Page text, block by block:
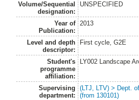
Volume/Sequential
designation:
UNSPECIFIED
Year of
Publication:
2013
Level and depth
descriptor:
First cycle, G2E
Student's
programme
affiliation:
LY002 Landscape
Supervising
department:
(LTJ, LTV) > Dept.
(from 130101)